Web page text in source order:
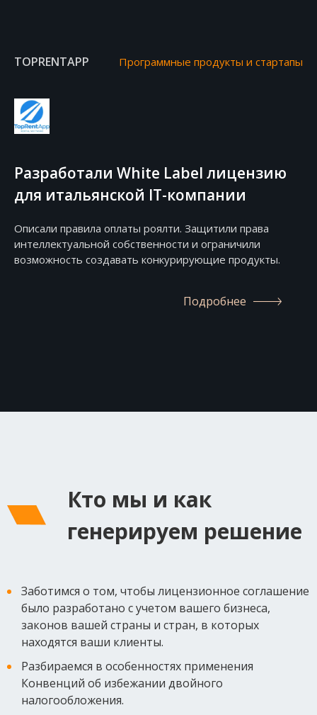
TOPRENTAPP Программные продукты и стартапы
Разработали White Label лицензию
для итальянской ІТ-компании
Описали правила оплаты роялти. Защитили права
интеллектуальной собственности и ограничили
возможность создавать конкурирующие продукты.
Подробнее
Кто мы и как
генерируем решение
Заботимся о том, чтобы лицензионное соглашение
было разработано с учетом вашего бизнеса,
законов вашей страны и стран, в которых
находятся ваши клиенты.
Разбираемся в особенностях применения
Конвенций об избежании двойного
налогообложения.